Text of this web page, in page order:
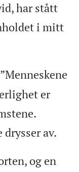
har stått
i mitt
er
av.
og en